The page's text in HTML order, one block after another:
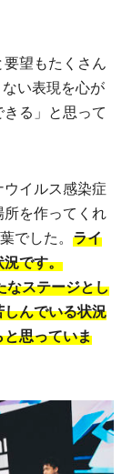
要望もたくさん
い表現を心が
る」と思って
イルス感染症
を作ってくれ
でした。 ライ
況です。
なステージとし
んでいる状況
思っていま